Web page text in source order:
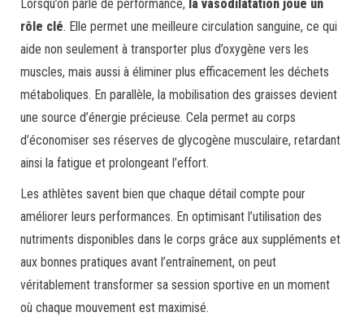
Lorsqu’on parle de performance, la vasodilatation joue un
rôle clé. Elle permet une meilleure circulation sanguine, ce qui
aide non seulement à transporter plus d’oxygène vers les
muscles, mais aussi à éliminer plus efficacement les déchets
métaboliques. En parallèle, la mobilisation des graisses devient
une source d’énergie précieuse. Cela permet au corps
d’économiser ses réserves de glycogène musculaire, retardant
ainsi la fatigue et prolongeant l’effort.
Les athlètes savent bien que chaque détail compte pour
améliorer leurs performances. En optimisant l’utilisation des
nutriments disponibles dans le corps grâce aux suppléments et
aux bonnes pratiques avant l’entraînement, on peut
véritablement transformer sa session sportive en un moment
où chaque mouvement est maximisé.